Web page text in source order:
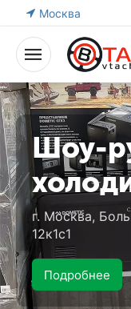
Москва
Шоу-
г. Москва,
12к1с1
Подробнее